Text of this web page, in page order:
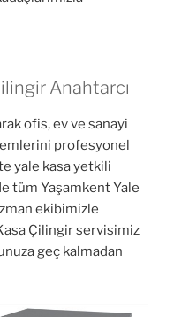
Anahtarcı
ofis, ev ve sanayi
profesyonel
yale kasa yetkili
tüm Yaşamkent Yale
ekibimizle
Çilingir servisimiz
geç kalmadan